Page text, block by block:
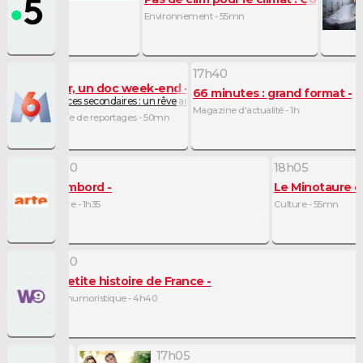
Environnement - 55mn
? (1/2)
Un jour, un doc week-end
Résidences secondaires : un rêve accessible ? (2/2)
Magazine de reportages - 50mn
17h40
66 minutes : grand format
Magazine d'actualité - 1h
16h30
Chambord
Culture - 1h35
18h05
Le Minotaure
Culture - 55mn
16h30
La petite histoire de France
Série humoristique - 4h40
17h05